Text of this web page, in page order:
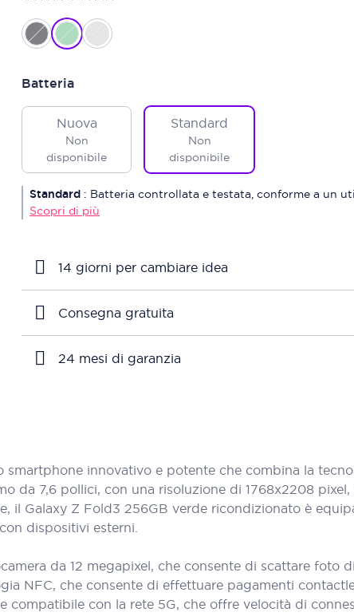
Batteria
Nuova
Non
disponibile
Standard
Non
disponibile
Standard : Batteria controllata e testata, conforme a un
Scopri di più
14 giorni per cambiare idea
Consegna gratuita
24 mesi di garanzia
innovativo e potente che combina la
da 7,6 pollici, con una risoluzione di 1768x2208
il Galaxy Z Fold3 256GB verde ricondizionato è
dispositivi esterni.
da 12 megapixel, che consente di scattare foto
NFC, che consente di effettuare pagamenti
con la rete 5G, che offre velocità di